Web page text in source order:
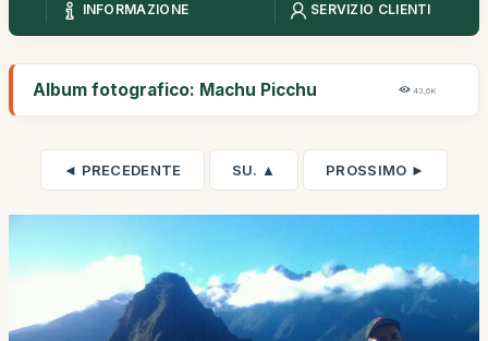
INFORMAZIONE
SERVIZIO CLIENTI
Album fotografico: Machu Picchu 43,6K
◄ PRECEDENTE SU. ▲ PROSSIMO ►